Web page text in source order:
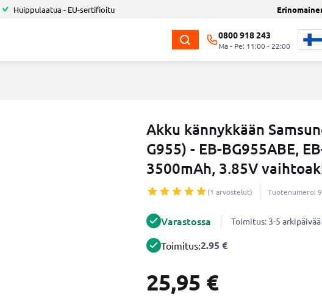
Huippulaatua - EU-sertifioitu
0800 918 243
Ma - Pe: 11:00 - 22:00
Akku kännykkään
G955) - EB-BG955ABE,
3500mAh, 3.85V
(1 arvostelut) Tuotenumero:
Varastossa Toimitus: 3-5 arkipäivää
Toimitus:2.95 €
25,95 €